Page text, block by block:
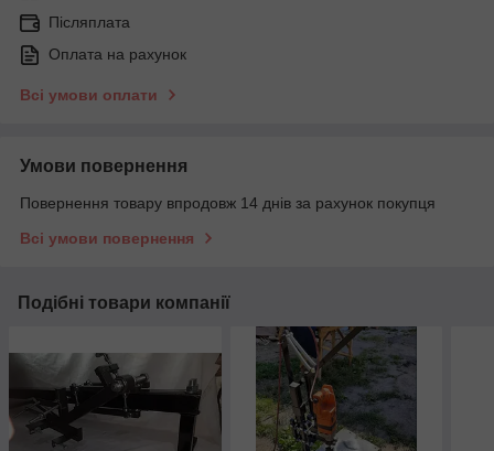
Післяплата
Оплата на рахунок
Всі умови оплати
Умови повернення
Повернення товару впродовж 14 днів за рахунок покупця
Всі умови повернення
Подібні товари компанії